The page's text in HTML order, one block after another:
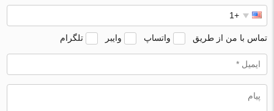
تماس با من از طریق واتساپ وایبر تلگرام